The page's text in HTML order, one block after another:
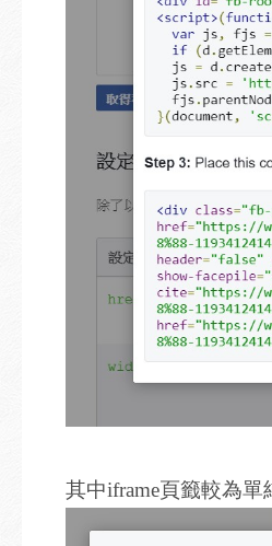
其中iframe頁籤較為